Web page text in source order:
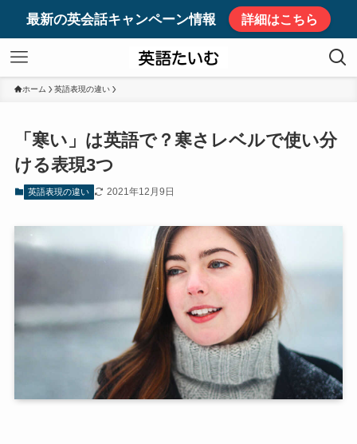
最新の英会話キャンペーン情報 詳細はこちら
ホーム 英語表現の違い
「寒い」は英語で？寒さレベルで使い分
ける表現3つ
英語表現の違い 2021年12月9日